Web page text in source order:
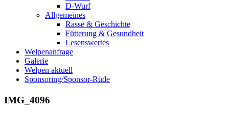
D-Wurf
Allgemeines
Rasse & Geschichte
Fütterung & Gesundheit
Lesenswertes
Welpenanfrage
Galerie
Welpen aktuell
Sponsoring/Sponsor-Rüde
IMG_4096